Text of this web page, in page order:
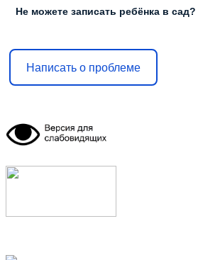
Не можете записать ребёнка в
Написать о проблеме